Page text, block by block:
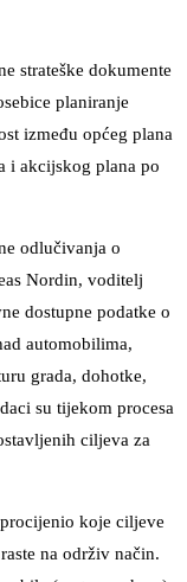
strateške dokumente
planiranje
između općeg plana
i akcijskog plana po
odlučivanja o
Nordin, voditelj
dostupne podatke o
automobilima,
grada, dohotke,
su tijekom procesa
ciljeva za
koje ciljeve
na održiv način.